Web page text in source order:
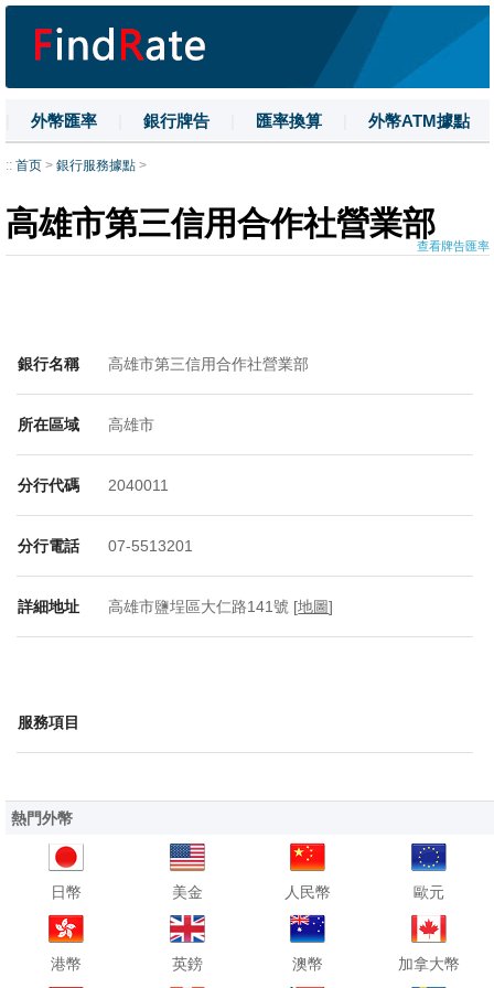
外幣匯率 銀行牌告 匯率換算 外幣ATM據點
| 名詞解釋 | 換匯技巧
:: 首页 > 銀行服務據點 >
高雄市第三信用合作社營業部
查看牌告匯率
銀行名稱 高雄市第三信用合作社營業部
所在區域 高雄市
分行代碼 2040011
分行電話 07-5513201
詳細地址 高雄市鹽埕區大仁路141號 [地圖]
服務項目
熱門外幣
日幣 美金 人民幣 歐元
港幣 英鎊 澳幣 加拿大幣